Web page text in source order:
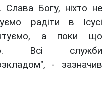
Слава Богу, ніхто не
радіти в Ісусі
а поки що
Всі служби
- зазначив